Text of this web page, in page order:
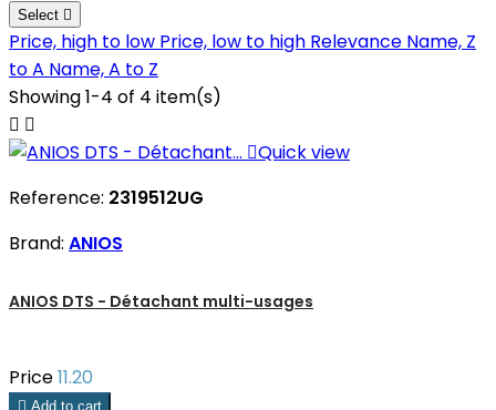
Select 
Price, high to low Price, low to high Relevance Name, Z
to A Name, A to Z
Showing 1-4 of 4 item(s)
 
Quick view
Reference: 2319512UG
Brand: ANIOS
ANIOS DTS - Détachant multi-usages
Price11.20
 Add to cart